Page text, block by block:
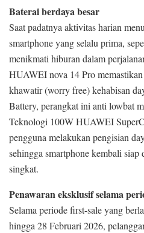
Baterai berdaya besar
Saat padatnya aktivitas harian
smartphone yang selalu prima,
menikmati hiburan dalam
HUAWEI nova 14 Pro memastikan
khawatir (worry free) kehabisan
Battery, perangkat ini anti lowbat
Teknologi 100W HUAWEI
pengguna melakukan pengisian
sehingga smartphone kembali
singkat.
Penawaran eksklusif selama
Selama periode first-sale yang
hingga 28 Februari 2026,